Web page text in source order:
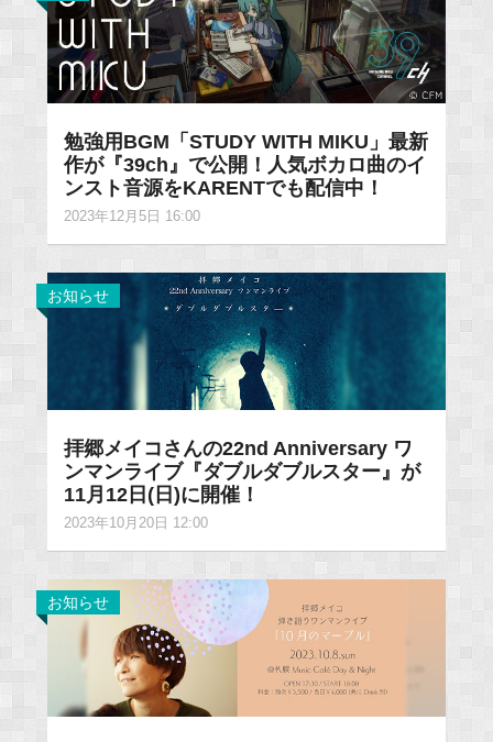
勉強用BGM「STUDY WITH MIKU」最新
作が『39ch』で公開！人気ボカロ曲のイ
ンスト音源をKARENTでも配信中！
2023年12月5日 16:00
お知らせ
拝郷メイコさんの22nd Anniversary ワ
ンマンライブ『ダブルダブルスター』が
11月12日(日)に開催！
2023年10月20日 12:00
お知らせ